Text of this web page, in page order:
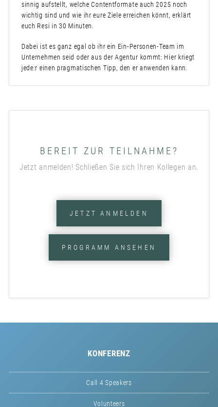
sinnig aufstellt, welche Contentformate auch 2025 noch
wichtig sind und wie ihr eure Ziele erreichen könnt, erklärt
euch Resi in 30 Minuten.
Dabei ist es ganz egal ob ihr ein Ein-Personen-Team im
Unternehmen seid oder aus der Agentur kommt: Hier kriegt
jede:r einen pragmatischen Tipp, den er anwenden kann.
BEREIT ZUR TEILNAHME?
Jetzt anmelden! Schließen Sie sich Ihren Kollegen an.
JETZT ANMELDEN
PROGRAMM ANSEHEN
KONFERENZ
Call 4 Speakers
Volunteers